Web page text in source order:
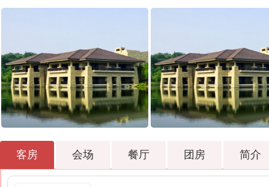
客房 会场 餐厅 团房 简介